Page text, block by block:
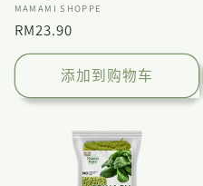
厂
商：
MAMAMI SHOPPE
常
规
价
格
RM23.90
添加到购物车